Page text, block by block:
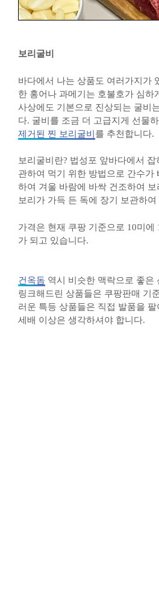
보리굴비
바다에서 나는 상품도 여러가지가
한 홍어나 과메기는 호불호가 심하
사상에도 기본으로 진상되는 굴비
다. 굴비를 조금 더 고급지게 선물
제거된 찐 보리굴비 를 추천합니다.
보리굴비란? 법성포 앞바다에서
관하여 먹기 위한 방법으로 간수가
하여 겨울 바람에 바싹 건조하여
보리가 가득 든 독에 장기 보관하
가격은 현재 쿠팡 기준으로 10미에
가 되고 있습니다.
건옥돔 역시 비슷한 맥락으로 좋은
링크해드린 상품들은 쿠팡판매 기
러운 특등 상품들은 직접 발품을
세배 이상은 생각하셔야 합니다.